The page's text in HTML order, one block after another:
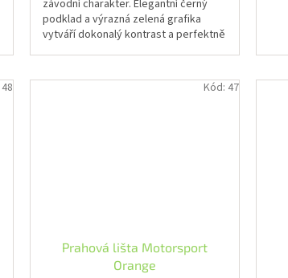
závodní charakter. Elegantní černý
podklad a výrazná zelená grafika
vytváří dokonalý kontrast a perfektně
48
Prahová lišta Motorsport
Orange
Kód: 47